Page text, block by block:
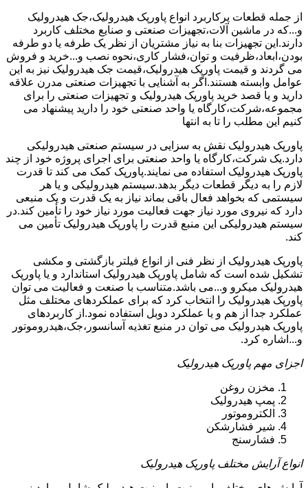
از جمله قطعات پرکاربرد انواع پاورپک هیدرولیک،جک هیدرولیک
و...که در ماشین آلات،تجهیزات صنعتی و صنایع مختلف کاربرد
دارند.این تجهیزات بنا به نیاز مشتریان از نظر یک طرفه یا دو طرفه
بودن،ابعاد،ظرفیت و توان،فشار کاری،نحوه نصب و...خرید و فروش
می گردند و قیمت پاورپک هیدرولیک،قیمت جک هیدرولیک نیز به این
عوامل وابسته هستند.اگر به آشنایی با تجهیزات صنعتی مدرن علاقه
دارید و یا قصد خرید پاورپک هیدرولیک و تجهیزات صنعتی را برای
مجموعه،شرکت،کارگاه یا واحد صنعتی خود را دارید پیشنهاد می
کنیم این مطلب را تا به انتها
پاورپک هیدرولیک نقش به سزایی در سیستم صنعتی هیدرولیکی
دارد.یک شرکت،کارگاه یا واحد صنعتی برای اجرای پروژه خود از چند
پاورپک هیدرولیک استفاده می نمایند.پاورپک کمک می کند تا قدرت
لازم را به دیگر قطعات دیگر بدهد.سیستم هیدرولیکی و یا هر
سیستمی که بخواهد فعال باقی بماند نیاز به یک قدرت و یک منبعی
دارد که نیروی مورد نیاز جهت فعالیت مورد نیاز خود را تأمین کند.در
سیستم هیدرولیکی این منبع قدرت را پاورپک هیدرولیک تأمین می
کند.
پاورپک هیدرولیک از نظر فنی از انواع فیلتر بازگشتی و مکشی
تشکیل شده است که شامل پاورپک هیدرولیک استاندارد و یا پاورپک
هیدرولیک میکرو و...می باشد.متناسب با صنعت و فعالیت می توان
پاورپک هیدرولیک را انتخاب کرد که برای عملکردهای مختلف مثل
عملکرد جدا از هم و یا عملکرد دوبل استفاده نمود.از کاربردهای
پاورپک هیدرولیک می توان در منبع تغذیه آسانسور،جک،هیدروموتور
و...اشاره کرد.
اجزای مهم پاورپک هیدرولیک
مخزن روغن
پمپ هیدرولیک
الکتروموتور
شیر فشارشکن
فشارسنج
انواع آرایش مختلف پاورپک هیدرولیک